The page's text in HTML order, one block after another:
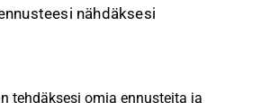
nähdäksesi
tehdäksesi omia ennusteita ja